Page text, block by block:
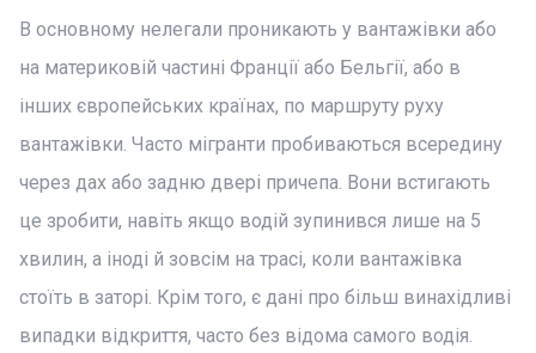
В основному нелегали проникають у вантажівки або
на материковій частині Франції або Бельгії, або в
інших європейських країнах, по маршруту руху
вантажівки. Часто мігранти пробиваються всередину
через дах або задню двері причепа. Вони встигають
це зробити, навіть якщо водій зупинився лише на 5
хвилин, а іноді й зовсім на трасі, коли вантажівка
стоїть в заторі. Крім того, є дані про більш винахідливі
випадки відкриття, часто без відома самого водія.